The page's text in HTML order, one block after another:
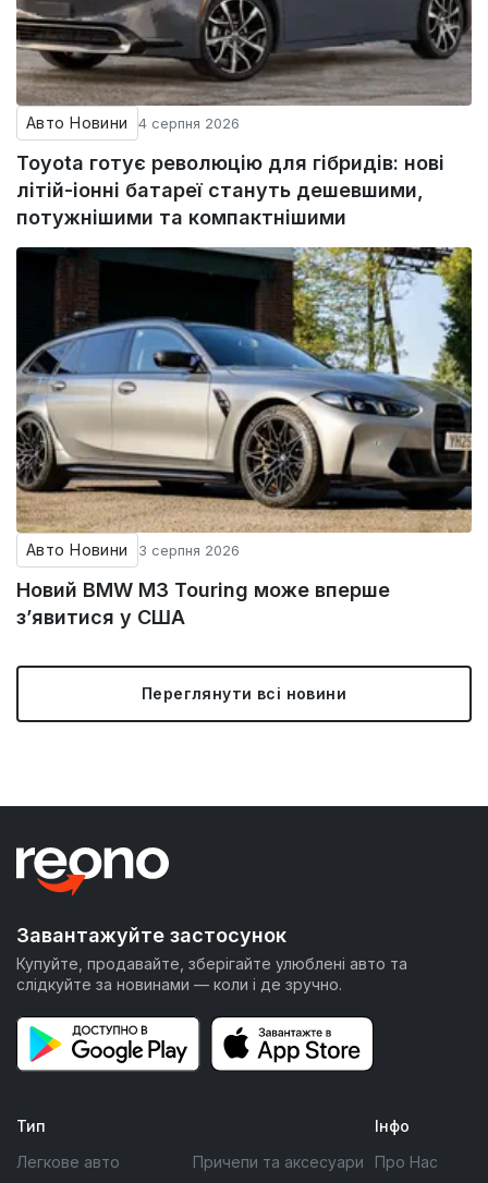
Авто Новини 4 серпня 2026
Toyota готує революцію для гібридів: нові
літій-іонні батареї стануть дешевшими,
потужнішими та компактнішими
Авто Новини 3 серпня 2026
Новий BMW M3 Touring може вперше
з’явитися у США
Переглянути всі новини
Завантажуйте застосунок
Купуйте, продавайте, зберігайте улюблені авто та
слідкуйте за новинами — коли і де зручно.
Тип
Легкове авто
Причепи та аксесуари
Інфо
Про Нас